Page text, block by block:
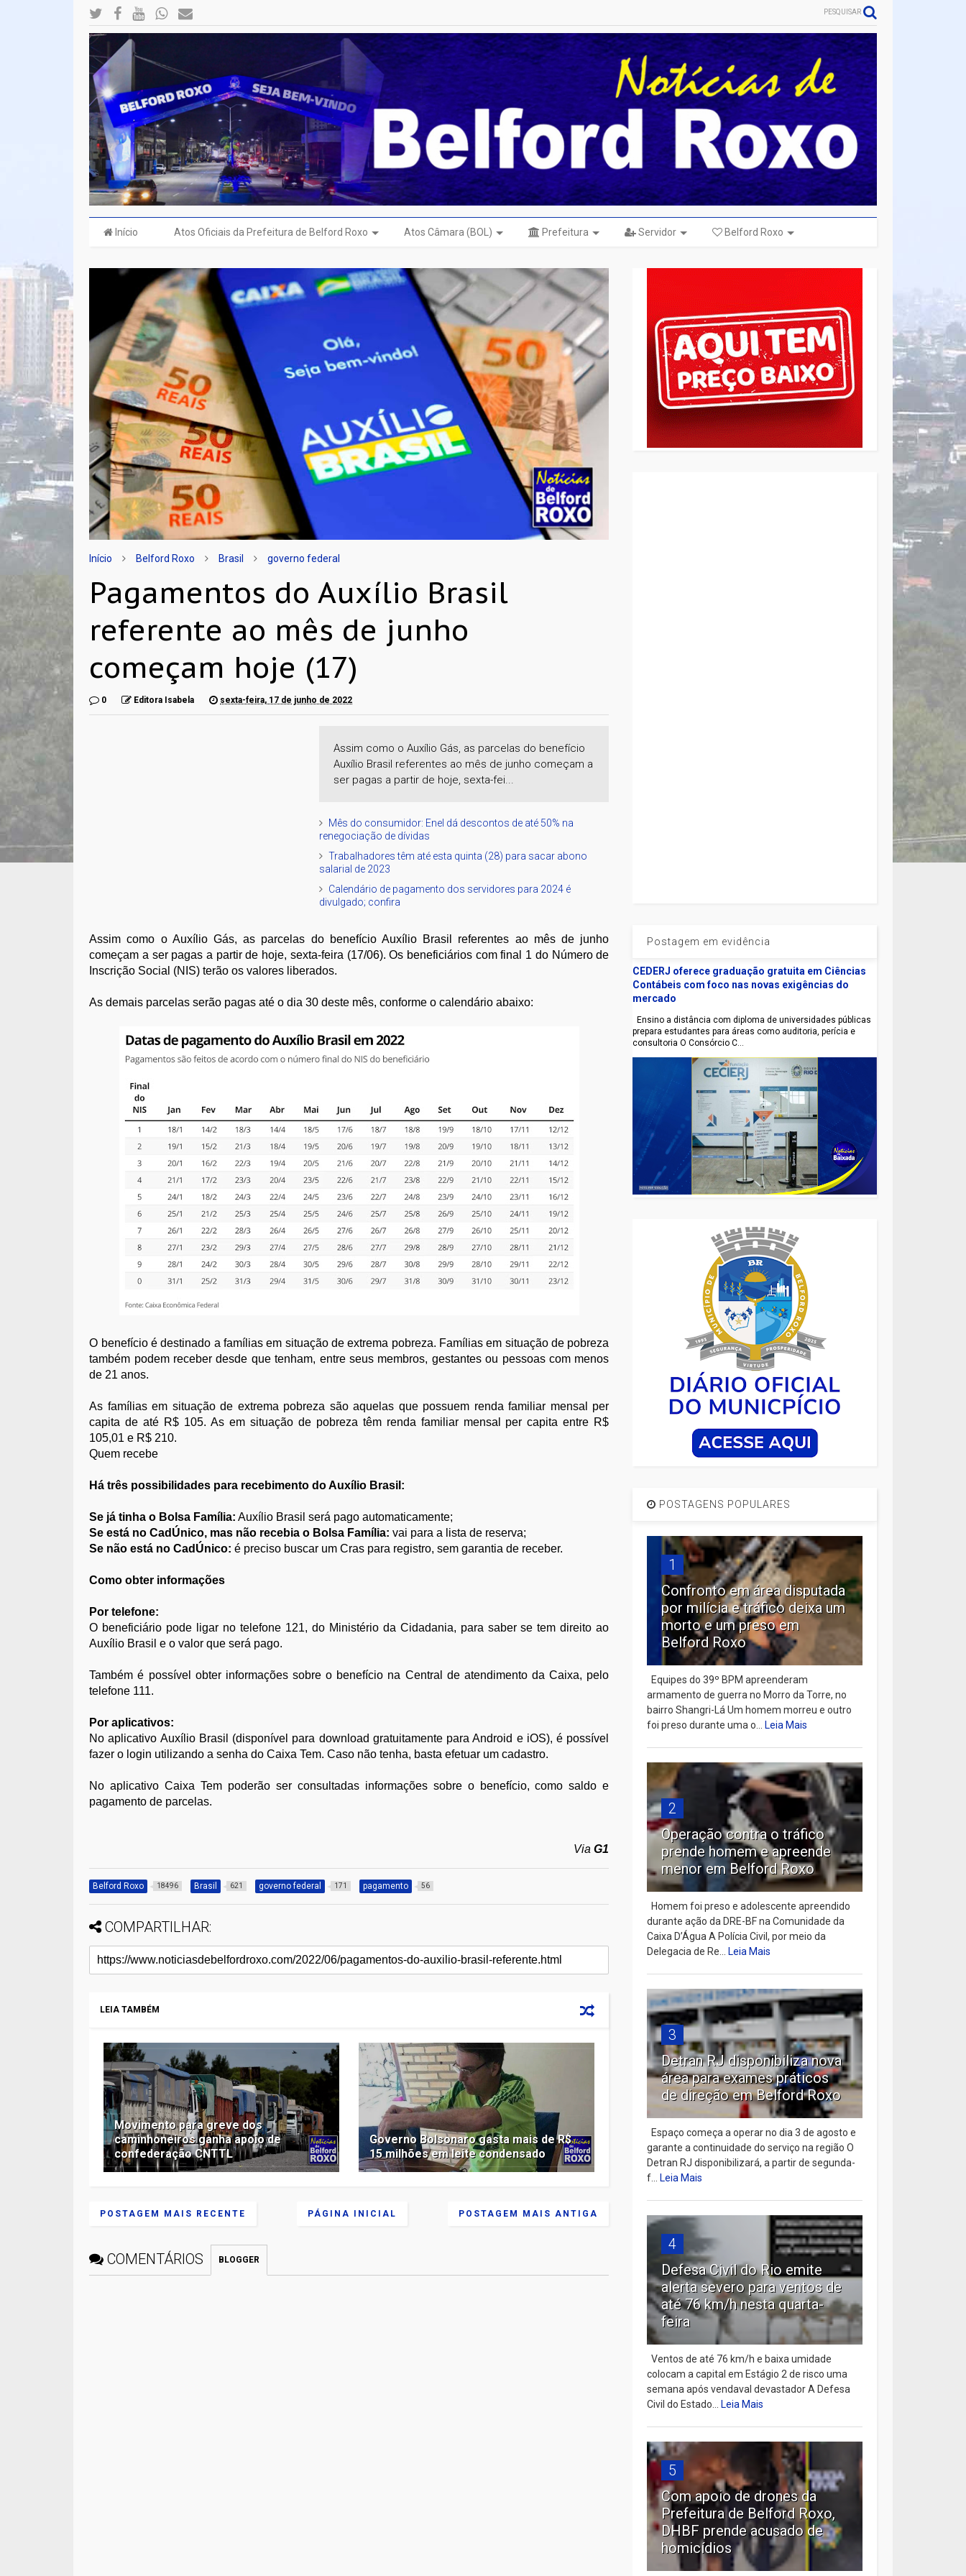
PESQUISAR
Início Atos Oficiais da Prefeitura de Belford Roxo Atos Câmara (BOL) Prefeitura Servidor Belford Roxo
Início Belford Roxo Brasil governo federal
Pagamentos do Auxílio Brasil
referente ao mês de junho
começam hoje (17)
0 Editora Isabela sexta-feira, 17 de junho de 2022
Assim como o Auxílio Gás, as parcelas do benefício
Auxílio Brasil referentes ao mês de junho começam a
ser pagas a partir de hoje, sexta-fei...
Mês do consumidor: Enel dá descontos de até 50% na
renegociação de dívidas
Trabalhadores têm até esta quinta (28) para sacar abono
salarial de 2023
Calendário de pagamento dos servidores para 2024 é
divulgado; confira
Assim como o Auxílio Gás, as parcelas do benefício Auxílio Brasil referentes ao mês de junho
começam a ser pagas a partir de hoje, sexta-feira (17/06). Os beneficiários com final 1 do Número de
Inscrição Social (NIS) terão os valores liberados.
As demais parcelas serão pagas até o dia 30 deste mês, conforme o calendário abaixo:
O benefício é destinado a famílias em situação de extrema pobreza. Famílias em situação de pobreza
também podem receber desde que tenham, entre seus membros, gestantes ou pessoas com menos
de 21 anos.
As famílias em situação de extrema pobreza são aquelas que possuem renda familiar mensal per
capita de até R$ 105. As em situação de pobreza têm renda familiar mensal per capita entre R$
105,01 e R$ 210.
Quem recebe
Há três possibilidades para recebimento do Auxílio Brasil:
Se já tinha o Bolsa Família: Auxílio Brasil será pago automaticamente;
Se está no CadÚnico, mas não recebia o Bolsa Família: vai para a lista de reserva;
Se não está no CadÚnico:é preciso buscar um Cras para registro, sem garantia de receber.
Como obter informações
Por telefone:
O beneficiário pode ligar no telefone 121, do Ministério da Cidadania, para saber se tem direito ao
Auxílio Brasil e o valor que será pago.
Também é possível obter informações sobre o benefício na Central de atendimento da Caixa, pelo
telefone 111.
Por aplicativos:
No aplicativo Auxílio Brasil (disponível para download gratuitamente para Android e iOS), é possível
fazer o login utilizando a senha do Caixa Tem. Caso não tenha, basta efetuar um cadastro.
No aplicativo Caixa Tem poderão ser consultadas informações sobre o benefício, como saldo e
pagamento de parcelas.
ViaG1
Belford Roxo 18496 Brasil 621 governo federal 171 pagamento 56
COMPARTILHAR:
LEIA TAMBÉM
Movimento para greve dos
caminhoneiros ganha apoio de
confederação CNTTL
Governo Bolsonaro gasta mais de R$
15 milhões em leite condensado
POSTAGEM MAIS RECENTE POSTAGEM MAIS ANTIGA
PÁGINA INICIAL
COMENTÁRIOS BLOGGER
Postagem em evidência
CEDERJ oferece graduação gratuita em Ciências
Contábeis com foco nas novas exigências do
mercado
Ensino a distância com diploma de universidades públicas
prepara estudantes para áreas como auditoria, perícia e
consultoria O Consórcio C...
POSTAGENS POPULARES
1
Confronto em área disputada
por milícia e tráfico deixa um
morto e um preso em
Belford Roxo
Equipes do 39º BPM apreenderam
armamento de guerra no Morro da Torre, no
bairro Shangri-Lá Um homem morreu e outro
foi preso durante uma o...Leia Mais
2
Operação contra o tráfico
prende homem e apreende
menor em Belford Roxo
Homem foi preso e adolescente apreendido
durante ação da DRE-BF na Comunidade da
Caixa D’Água A Polícia Civil, por meio da
Delegacia de Re...Leia Mais
3
Detran RJ disponibiliza nova
área para exames práticos
de direção em Belford Roxo
Espaço começa a operar no dia 3 de agosto e
garante a continuidade do serviço na região O
Detran RJ disponibilizará, a partir de segunda-
f...Leia Mais
4
Defesa Civil do Rio emite
alerta severo para ventos de
até 76 km/h nesta quarta-
feira
Ventos de até 76 km/h e baixa umidade
colocam a capital em Estágio 2 de risco uma
semana após vendaval devastador A Defesa
Civil do Estado...Leia Mais
5
Com apoio de drones da
Prefeitura de Belford Roxo,
DHBF prende acusado de
homicídios